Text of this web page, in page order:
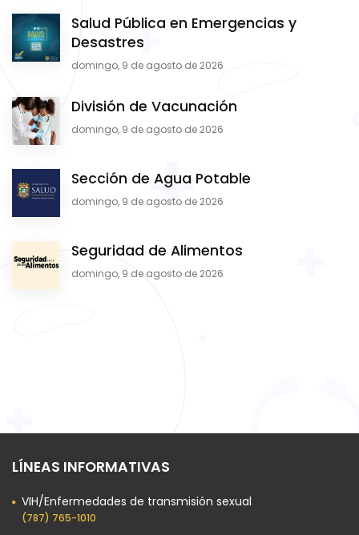
Salud Pública en Emergencias y
Desastres
domingo, 9 de agosto de 2026
División de Vacunación
domingo, 9 de agosto de 2026
Sección de Agua Potable
domingo, 9 de agosto de 2026
Seguridad de Alimentos
domingo, 9 de agosto de 2026
LÍNEAS INFORMATIVAS
VIH/Enfermedades de transmisión sexual
(787) 765-1010